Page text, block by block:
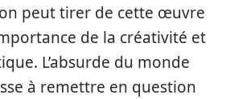
peut tirer de cette œuvre
de la créativité et
L’absurde du monde
à remettre en question